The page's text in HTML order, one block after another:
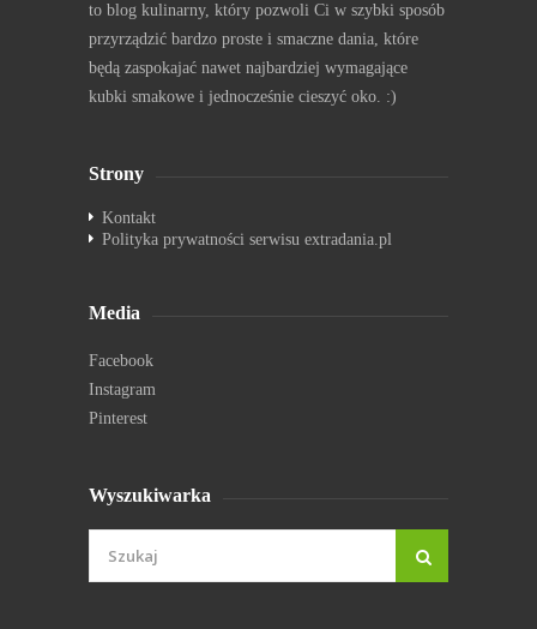
to blog kulinarny, który pozwoli Ci w szybki sposób
przyrządzić bardzo proste i smaczne dania, które
będą zaspokajać nawet najbardziej wymagające
kubki smakowe i jednocześnie cieszyć oko. :)
Strony
Kontakt
Polityka prywatności serwisu extradania.pl
Media
Facebook
Instagram
Pinterest
Wyszukiwarka